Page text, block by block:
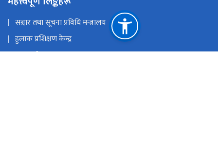
सञ्चार तथा सूचना प्रविधि मन्त्रालय
हुलाक प्रशिक्षण केन्द्र
हुलाक सेवा विभाग